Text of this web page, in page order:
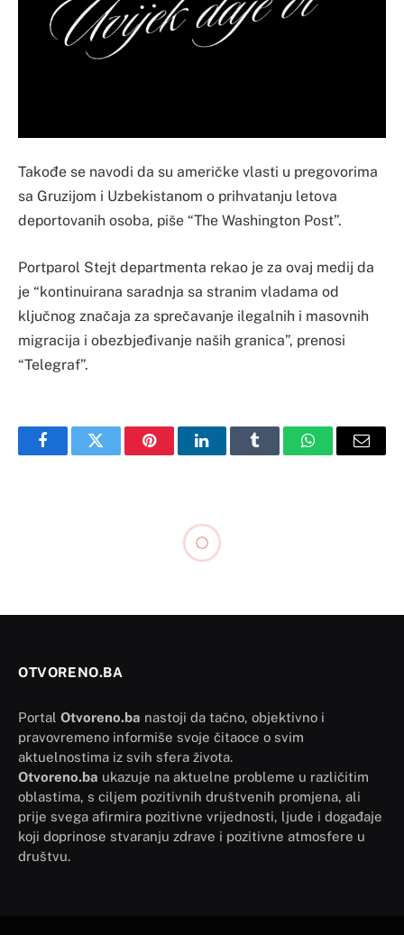
Takođe se navodi da su američke vlasti u pregovorima
sa Gruzijom i Uzbekistanom o prihvatanju letova
deportovanih osoba, piše “The Washington Post”.
Portparol Stejt departmenta rekao je za ovaj medij da
je “kontinuirana saradnja sa stranim vladama od
ključnog značaja za sprečavanje ilegalnih i masovnih
migracija i obezbjeđivanje naših granica”, prenosi
“Telegraf”.
FacebookTwitter PinterestLinkedInTumblr WhatsAppEmail
OTVORENO.BA
Portal Otvoreno.ba nastoji da tačno, objektivno i
pravovremeno informiše svoje čitaoce o svim
aktuelnostima iz svih sfera života.
Otvoreno.ba ukazuje na aktuelne probleme u različitim
oblastima, s ciljem pozitivnih društvenih promjena, ali
prije svega afirmira pozitivne vrijednosti, ljude i događaje
koji doprinose stvaranju zdrave i pozitivne atmosfere u
društvu.